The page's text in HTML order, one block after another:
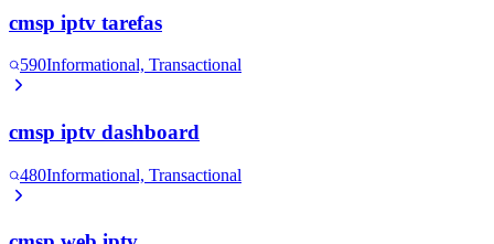
cmsp iptv tarefas
590Informational, Transactional
cmsp iptv dashboard
480Informational, Transactional